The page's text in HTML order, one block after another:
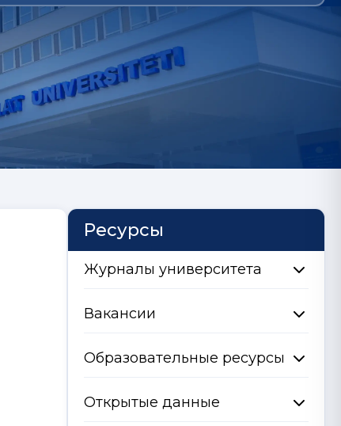
Ресурсы
Журналы университета
Вакансии
Образовательные ресурсы
Открытые данные